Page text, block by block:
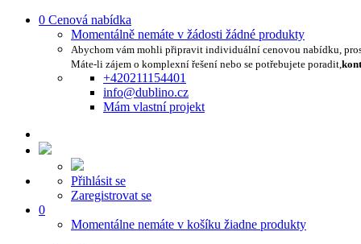
0 Cenová nabídka
Momentálně nemáte v žádosti žádné produkty
Abychom vám mohli připravit individuální cenovou nabídku,
Máte-li zájem o komplexní řešení nebo se potřebujete poradit,
+420211154401
info@dublino.cz
Mám vlastní projekt
Přihlásit se
Zaregistrovat se
0
Momentálne nemáte v košíku žiadne produkty